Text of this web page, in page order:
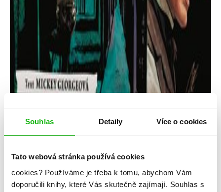
Souhlas Detaily Více o cookies
Tato webová stránka používá cookies
cookies? Používáme je třeba k tomu, abychom Vám
doporučili knihy, které Vás skutečně zajímají. Souhlas s
Mickey Georgeová